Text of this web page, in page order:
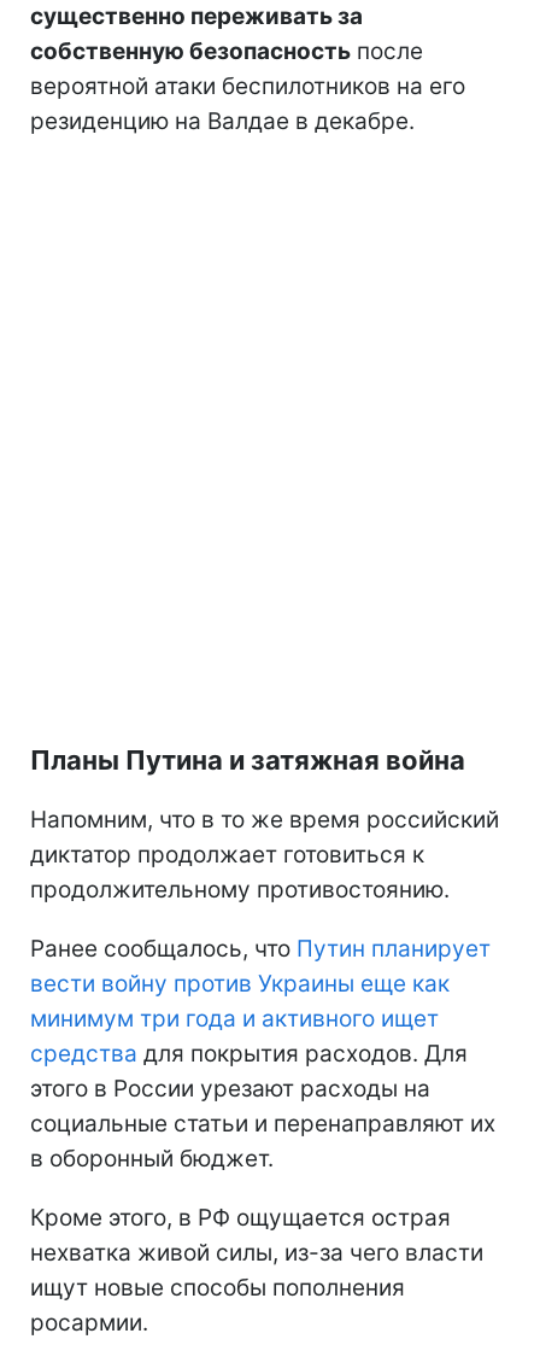
существенно переживать за
собственную безопасность после
вероятной атаки беспилотников на его
резиденцию на Валдае в декабре.
Планы Путина и затяжная война
Напомним, что в то же время российский
диктатор продолжает готовиться к
продолжительному противостоянию.
Ранее сообщалось, что Путин планирует
вести войну против Украины еще как
минимум три года и активного ищет
средства для покрытия расходов. Для
этого в России урезают расходы на
социальные статьи и перенаправляют их
в оборонный бюджет.
Кроме этого, в РФ ощущается острая
нехватка живой силы, из-за чего власти
ищут новые способы пополнения
росармии.